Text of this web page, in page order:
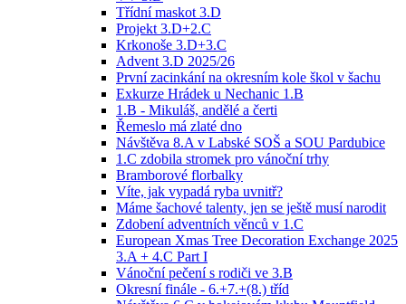
Třídní maskot 3.D
Projekt 3.D+2.C
Krkonoše 3.D+3.C
Advent 3.D 2025/26
První zacinkání na okresním kole škol v šachu
Exkurze Hrádek u Nechanic 1.B
1.B - Mikuláš, andělé a čerti
Řemeslo má zlaté dno
Návštěva 8.A v Labské SOŠ a SOU Pardubice
1.C zdobila stromek pro vánoční trhy
Bramborové florbalky
Víte, jak vypadá ryba uvnitř?
Máme šachové talenty, jen se ještě musí narodit
Zdobení adventních věnců v 1.C
European Xmas Tree Decoration Exchange 2025
3.A + 4.C Part I
Vánoční pečení s rodiči ve 3.B
Okresní finále - 6.+7.+(8.) tříd